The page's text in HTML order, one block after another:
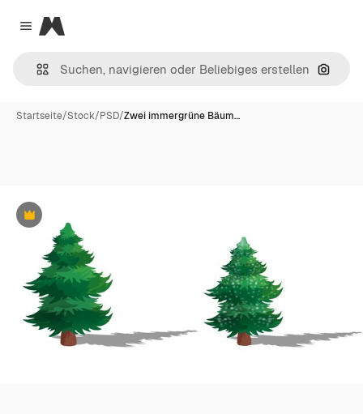
Close menu
Magnific
Nach
Startseite/Stock/PSD/Zwei immergrüne Bäum…
Premium